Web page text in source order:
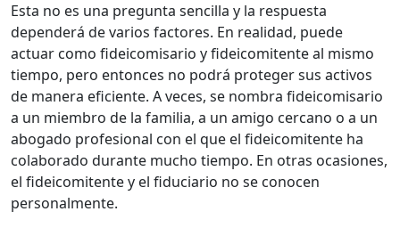
Esta no es una pregunta sencilla y la respuesta
dependerá de varios factores. En realidad, puede
actuar como fideicomisario y fideicomitente al mismo
tiempo, pero entonces no podrá proteger sus activos
de manera eficiente. A veces, se nombra fideicomisario
a un miembro de la familia, a un amigo cercano o a un
abogado profesional con el que el fideicomitente ha
colaborado durante mucho tiempo. En otras ocasiones,
el fideicomitente y el fiduciario no se conocen
personalmente.